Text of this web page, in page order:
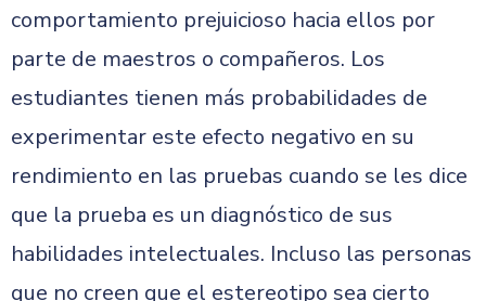
comportamiento prejuicioso hacia ellos por
parte de maestros o compañeros. Los
estudiantes tienen más probabilidades de
experimentar este efecto negativo en su
rendimiento en las pruebas cuando se les dice
que la prueba es un diagnóstico de sus
habilidades intelectuales. Incluso las personas
que no creen que el estereotipo sea cierto